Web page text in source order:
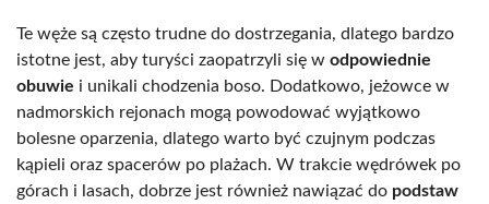
Te węże są często trudne do dostrzegania, dlatego bardzo
istotne jest, aby turyści zaopatrzyli się w odpowiednie
obuwie i unikali chodzenia boso. Dodatkowo, jeżowce w
nadmorskich rejonach mogą powodować wyjątkowo
bolesne oparzenia, dlatego warto być czujnym podczas
kąpieli oraz spacerów po plażach. W trakcie wędrówek po
górach i lasach, dobrze jest również nawiązać do podstaw